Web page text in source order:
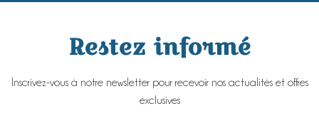
Restez informé
Inscrivez-vous à notre newsletter pour recevoir nos actualités et offres
exclusives